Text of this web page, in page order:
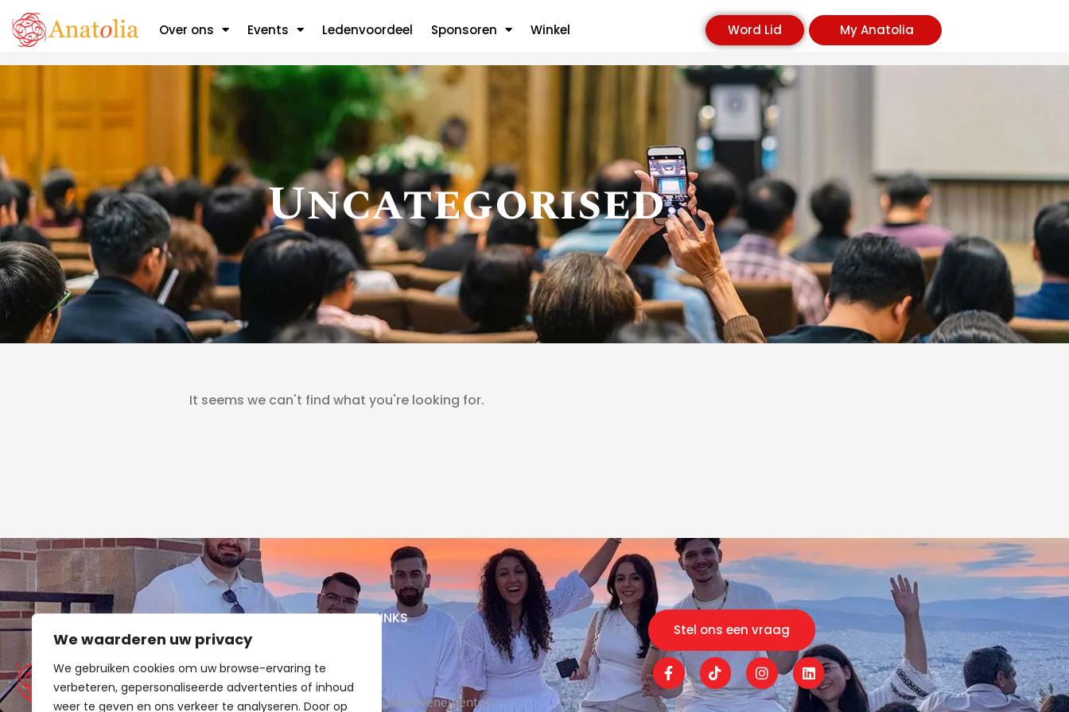
We waarderen uw privacy
We gebruiken cookies om uw browse-ervaring te
verbeteren, gepersonaliseerde advertenties of inhoud
weer te geven en ons verkeer te analyseren. Door op
Over ons Events Ledenvoordeel Sponsoren Winkel Word Lid My Anatolia
Uncategorised
Uncategorised
It seems we can't find what you're looking for.
QUICK LINKS
Aankomende evenementen
Stel ons een vraag